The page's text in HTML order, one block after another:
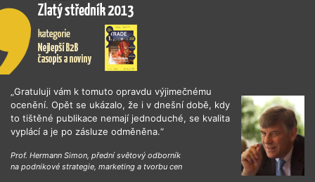
„Gratuluji vám k tomuto opravdu výjimečnému
ocenění. Opět se ukázalo, že i v dnešní době, kdy
to tištěné publikace nemají jednoduché, se kvalita
vyplácí a je po zásluze odměněna.“
Prof. Hermann Simon, přední světový odborník
na podnikové strategie, marketing a tvorbu cen